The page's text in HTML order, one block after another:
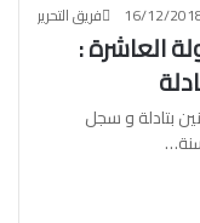
فريق التحرير 16/12/
العاشرة :
اثنين بتادلة و سجل